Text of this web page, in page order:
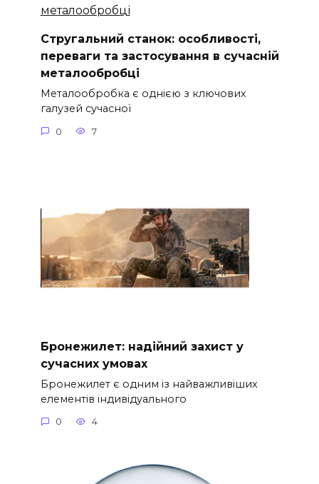
Стругальний станок: особливості,
переваги та застосування в сучасній
металообробці
Металообробка є однією з ключових
галузей сучасної
0 7
Бронежилет: надійний захист у
сучасних умовах
Бронежилет є одним із найважливіших
елементів індивідуального
0 4